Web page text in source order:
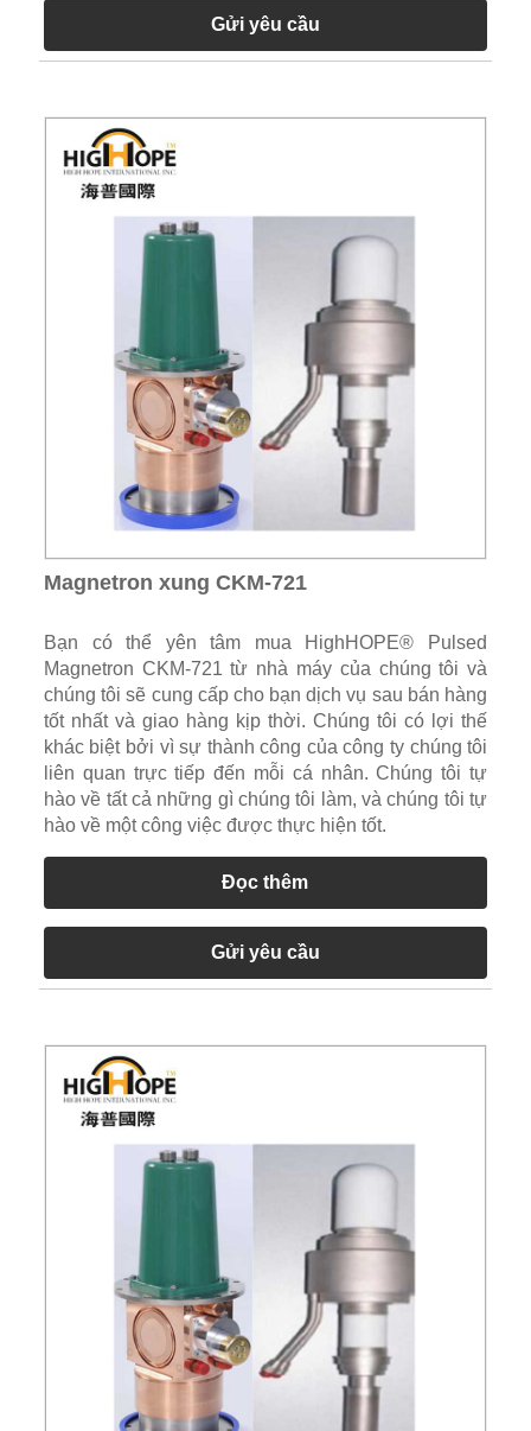
Gửi yêu cầu
Magnetron xung CKM-721
Bạn có thể yên tâm mua HighHOPE® Pulsed
Magnetron CKM-721 từ nhà máy của chúng tôi và
chúng tôi sẽ cung cấp cho bạn dịch vụ sau bán hàng
tốt nhất và giao hàng kịp thời. Chúng tôi có lợi thế
khác biệt bởi vì sự thành công của công ty chúng tôi
liên quan trực tiếp đến mỗi cá nhân. Chúng tôi tự
hào về tất cả những gì chúng tôi làm, và chúng tôi tự
hào về một công việc được thực hiện tốt.
Đọc thêm
Gửi yêu cầu